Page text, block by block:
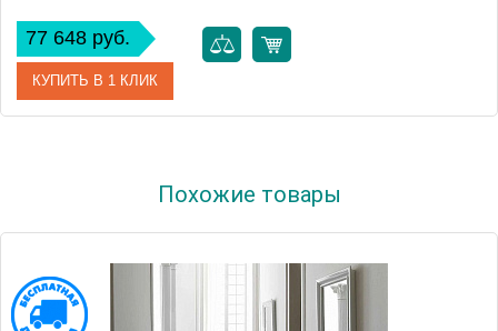
77 648 руб.
КУПИТЬ В 1 КЛИК
Высота, см 91.5000
Монтаж
Похожие товары